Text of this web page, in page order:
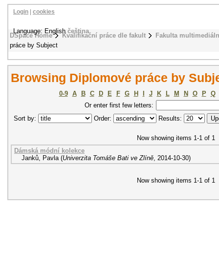
DSpace Home Kvalifikační práce dle fakult
Fakulta
práce by Subject
Login cookies
Language: Englishčeština
Browsing Diplomové práce by
0-9 A B C D E F G H J K L M N O P
Q
Or enter first few letters:
Sort by:
Order: Results:
Now showing items 1-1 of 1
Dámská módní kolekce
Janků, Pavla (Univerzita Tomáše Bati ve Zlíně, 2014-10-30)
Now showing items 1-1 of 1